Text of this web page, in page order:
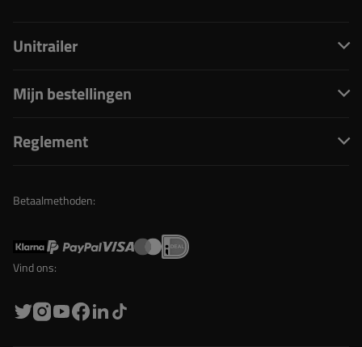
Unitrailer
Mijn bestellingen
Reglement
Betaalmethoden:
Vind ons: